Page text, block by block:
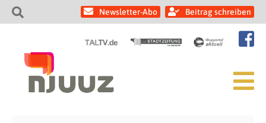
Newsletter-Abo Beitrag schreiben